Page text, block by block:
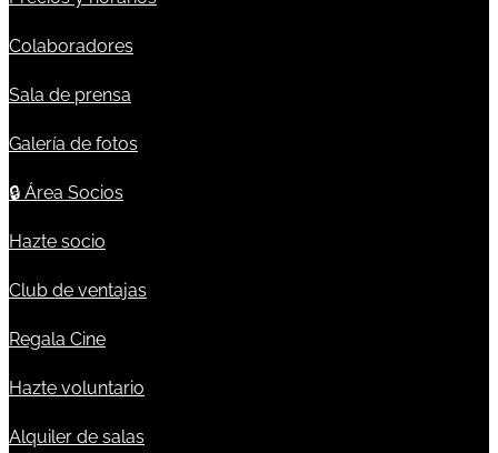
Colaboradores
Sala de prensa
Galería de fotos
🔒 Área Socios
Hazte socio
Club de ventajas
Regala Cine
Hazte voluntario
Alquiler de salas